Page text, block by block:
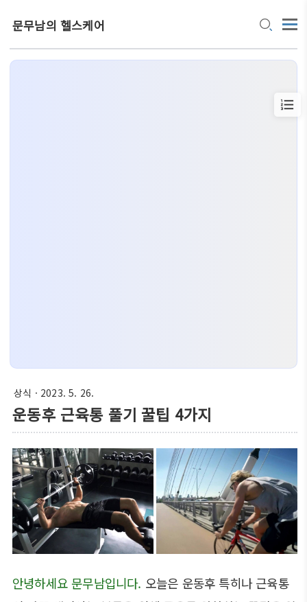
문무남의 헬스케어
상식 · 2023. 5. 26.
운동후 근육통 풀기 꿀팁 4가지
안녕하세요 문무남입니다. 오늘은 운동후 특히나 근육통